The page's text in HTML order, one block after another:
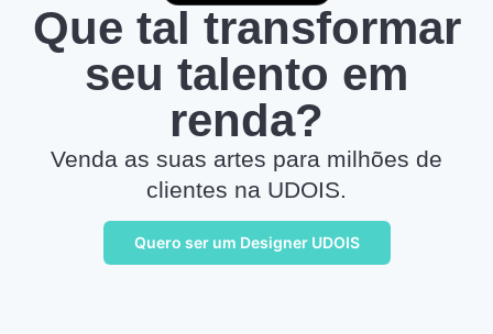
Que tal transformar
seu talento em
renda?
Venda as suas artes para milhões de
clientes na UDOIS.
Quero ser um Designer UDOIS